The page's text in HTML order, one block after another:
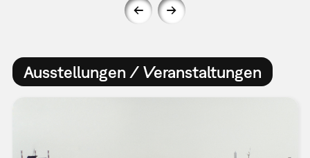
Ausstellungen / Veranstaltungen